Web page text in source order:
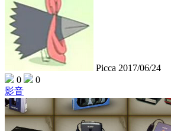
Picca 2017/06/24
0
0
影音